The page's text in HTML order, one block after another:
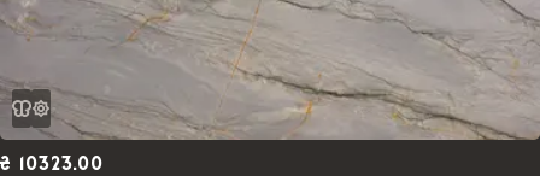
₴ 10323.00